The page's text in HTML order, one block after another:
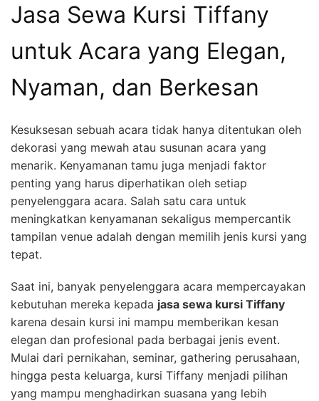
Jasa Sewa Kursi Tiffany
untuk Acara yang Elegan,
Nyaman, dan Berkesan
Kesuksesan sebuah acara tidak hanya ditentukan oleh
dekorasi yang mewah atau susunan acara yang
menarik. Kenyamanan tamu juga menjadi faktor
penting yang harus diperhatikan oleh setiap
penyelenggara acara. Salah satu cara untuk
meningkatkan kenyamanan sekaligus mempercantik
tampilan venue adalah dengan memilih jenis kursi yang
tepat.
Saat ini, banyak penyelenggara acara mempercayakan
kebutuhan mereka kepada jasa sewa kursi Tiffany
karena desain kursi ini mampu memberikan kesan
elegan dan profesional pada berbagai jenis event.
Mulai dari pernikahan, seminar, gathering perusahaan,
hingga pesta keluarga, kursi Tiffany menjadi pilihan
yang mampu menghadirkan suasana yang lebih